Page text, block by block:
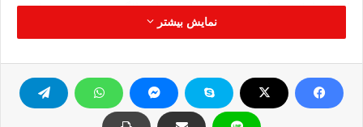
اقدام را تلاش برای مشروعیت دادن به اشغالگری صهیونیست‌ها بر
مسجدالاقصی و تحریک احساسات مسلمانان دانسته است.
دولت حماس همچنین، برداشتن نقشه فلسطین از یکی از میادین
شهر بیت لحم توسط تشکسلات خودگردان در آستانه ورود باراک
اوباما به این شهر را محکوم کرد.
نمایش بیشتر